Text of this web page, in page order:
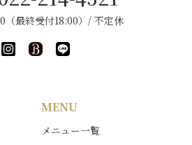
（最終受付18:00）/ 不定休
MENU
メニュー一覧